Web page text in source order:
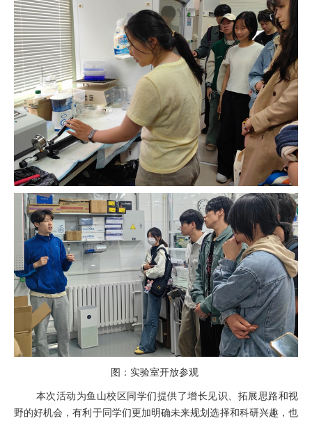
图：实验室开放参观
本次活动为鱼山校区同学们提供了增长见识、拓展思路和视
野的好机会，有利于同学们更加明确未来规划选择和科研兴趣，也